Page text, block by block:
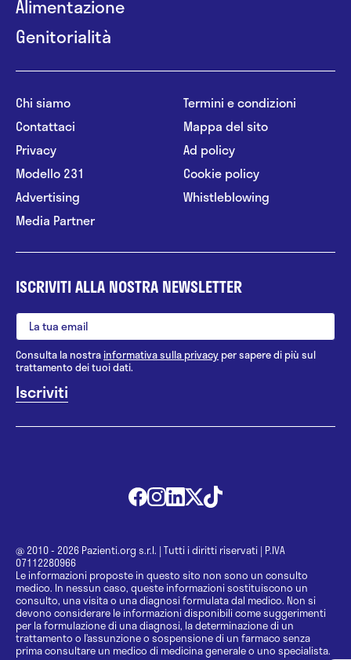
Alimentazione
Genitorialità
Chi siamo
Contattaci
Privacy
Modello 231
Advertising
Media Partner
Termini e condizioni
Mappa del sito
Ad policy
Cookie policy
Whistleblowing
ISCRIVITI ALLA NOSTRA NEWSLETTER
Consulta la nostrainformativa sulla privacy per sapere di più sul
trattamento dei tuoi dati.
@ 2010 - 2026 Pazienti.org s.r.l. | Tutti i diritti riservati | P.IVA
07112280966
Le informazioni proposte in questo sito non sono un consulto
medico. In nessun caso, queste informazioni sostituiscono un
consulto, una visita o una diagnosi formulata dal medico. Non si
devono considerare le informazioni disponibili come suggerimenti
per la formulazione di una diagnosi, la determinazione di un
trattamento o l’assunzione o sospensione di un farmaco senza
prima consultare un medico di medicina generale o uno specialista.